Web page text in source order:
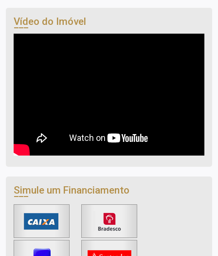
Vídeo do Imóvel
Simule um Financiamento